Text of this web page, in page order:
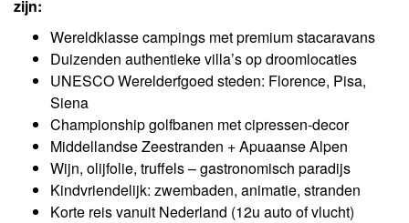
zijn:
Wereldklasse campings met premium stacaravans
Duizenden authentieke villa’s op droomlocaties
UNESCO Werelderfgoed steden: Florence, Pisa,
Siena
Championship golfbanen met cipressen-decor
Middellandse Zeestranden + Apuaanse Alpen
Wijn, olijfolie, truffels – gastronomisch paradijs
Kindvriendelijk: zwembaden, animatie, stranden
Korte reis vanuit Nederland (12u auto of vlucht)